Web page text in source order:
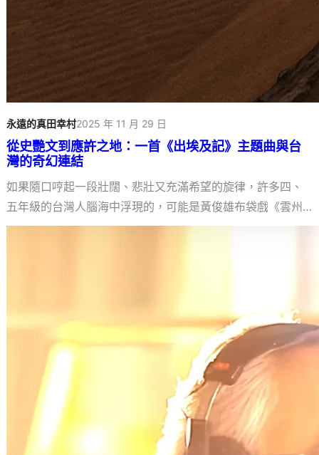
永遠的真田幸村2025 年 11 月 29 日
從史艷文到應許之地：一首《出埃及記》主題曲與台
灣的奇幻連結
如果隨口哼起一段壯闊、悲壯又充滿希望的旋律，許多四、
五年級的台灣人腦海中浮現的，可能是黃俊雄布袋戲《雲州
大儒俠…